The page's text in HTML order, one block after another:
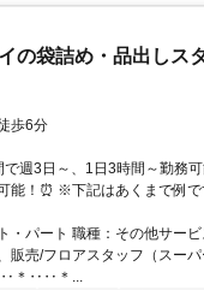
の袋詰め・品出しス
歩6分
週3日～、1日3時間～勤務
能！⏰ ※下記はあくまで例
・パート 職種：その他サー
販売/フロアスタッフ（スーパ
‥＊‥‥＊...